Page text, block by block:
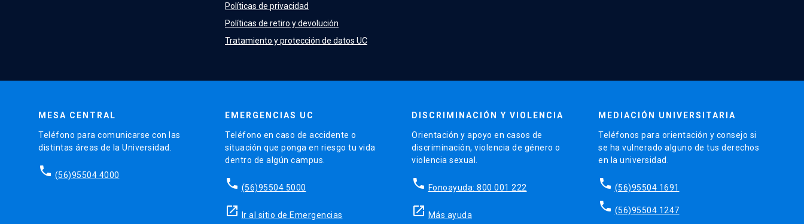
Políticas de privacidad
Políticas de retiro y devolución
Tratamiento y protección de datos UC
MESA CENTRAL
Teléfono para comunicarse con las
distintas áreas de la Universidad.
phone (56)95504 4000
EMERGENCIAS UC
Teléfono en caso de accidente o
situación que ponga en riesgo tu vida
dentro de algún campus.
phone (56)95504 5000
launch Ir al sitio de Emergencias
DISCRIMINACIÓN Y VIOLENCIA
Orientación y apoyo en casos de
discriminación, violencia de género o
violencia sexual.
phone Fonoayuda: 800 001 222
launch Más ayuda
MEDIACIÓN UNIVERSITARIA
Teléfonos para orientación y consejo si
se ha vulnerado alguno de tus derechos
en la universidad.
phone (56)95504 1691
phone (56)95504 1247